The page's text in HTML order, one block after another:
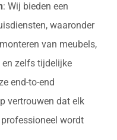
: Wij bieden een
waaronder
van meubels,
en zelfs tijdelijke
end-to-end
vertrouwen dat elk
wordt